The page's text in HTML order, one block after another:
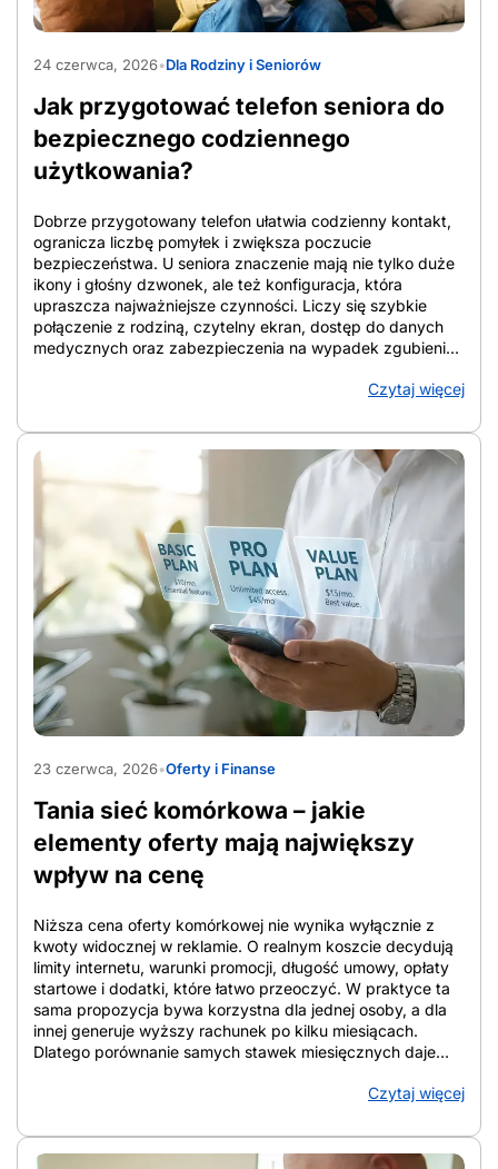
AdobeStock_1565597090
24 czerwca, 2026•Dla Rodziny i Seniorów
Jak przygotować telefon seniora do
bezpiecznego codziennego
użytkowania?
Dobrze przygotowany telefon ułatwia codzienny kontakt,
ogranicza liczbę pomyłek i zwiększa poczucie
bezpieczeństwa. U seniora znaczenie mają nie tylko duże
ikony i głośny dzwonek, ale też konfiguracja, która
upraszcza najważniejsze czynności. Liczy się szybkie
połączenie z rodziną, czytelny ekran, dostęp do danych
medycznych oraz zabezpieczenia na wypadek zgubienia
zebrano konkretne rozwiązania, które porządkują ekran,
smartfona. Telefon staje się wtedy narzędziem wsparcia, a
nie źródłem chaosu. Z artykułu dowiesz się: Jak
przygotować telefon seniora do bezpiecznego
codziennego użytkowania Jak przygotować telefon
seniora do bezpiecznego codziennego użytkowania?
Punkt wyjścia stanowi wybór urządzenia, które po
konfiguracji daje czytelny ekran, prostą obsługę, szybki
kontakt z bliskimi i lepszą ochronę przed zgubieniem,
awarią oraz spamem. Dobrze ustawiony smartfon bywa
wygodniejszy niż klasyczny telefon, bo ma większy
wyświetlacz, wyraźniejsze litery i prostsze wybieranie
kontaktów dotykiem. Gdy ustawienia Androida dla seniora
są dopasowane do wzroku i nawyków użytkownika,
obsługa smartfona dla seniora staje się bardziej intuicyjna
niż korzystanie z małych klawiszy. Klasyczny telefon
ogranicza funkcje bezpieczeństwa. Android dla seniora
warunkiem uproszczenia interfejsu. Gdy smartfon okazuje
się zbyt […]
Czytaj więcej
AdobeStock_2033712735
23 czerwca, 2026•Oferty i Finanse
Tania sieć komórkowa – jakie
elementy oferty mają największy
wpływ na cenę
Niższa cena oferty komórkowej nie wynika wyłącznie z
kwoty widocznej w reklamie. O realnym koszcie decydują
limity internetu, warunki promocji, długość umowy, opłaty
startowe i dodatki, które łatwo przeoczyć. W praktyce ta
sama propozycja bywa korzystna dla jednej osoby, a dla
innej generuje wyższy rachunek po kilku miesiącach.
Dlatego porównanie samych stawek miesięcznych daje
oferty najmocniej wpływają na cenę, jak liczyć koszt
zwracać uwagę przy analizie warunków. Tak łatwiej
ocenić, która oferta faktycznie ogranicza wydatki, a która
Czytaj więcej